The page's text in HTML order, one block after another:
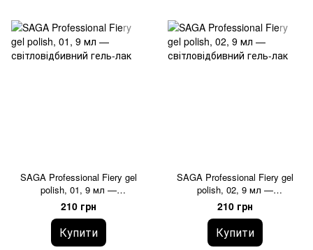
SAGA Professional Fiery gel
polish, 01, 9 мл —
світловідбивний гель-лак
210 грн
Купити
SAGA Professional Fiery gel
polish, 02, 9 мл —
світловідбивний гель-лак
210 грн
Купити